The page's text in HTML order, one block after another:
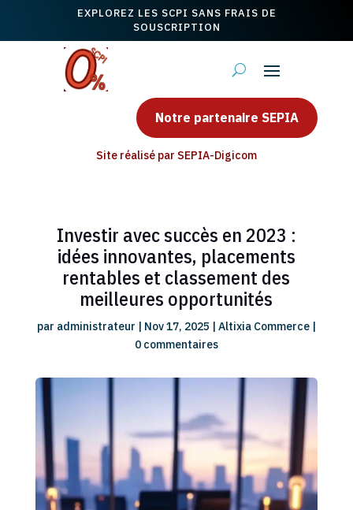
EXPLOREZ LES SCPI SANS FRAIS DE
SOUSCRIPTION
Notre partenaire SEPIA
Site réalisé par SEPIA-Digicom
Investir avec succès en 2023 :
idées innovantes, placements
rentables et classement des
meilleures opportunités
par administrateur | Nov 17, 2025 | Altixia Commerce|
0 commentaires